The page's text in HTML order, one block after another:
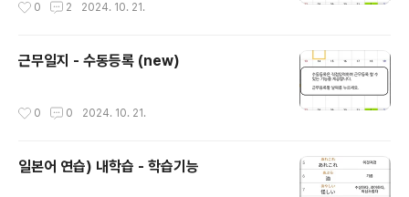
다. 일본어연습 웹사이트는 PC 또는 태블릿 환경에 최적
릿 환경에 최적화 되어있습니..
0 2 2024. 10. 21.
근무일지 - 수동등록 (new)
0 0 2024. 10. 21.
일본어 연습) 내학습 - 학습기능